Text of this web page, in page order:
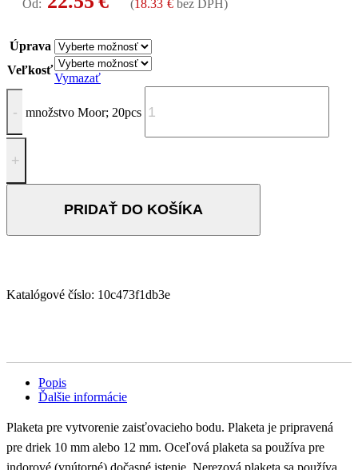
Od: (18.33 € bez DPH)
Úprava
Veľkosť
Vymazať
množstvo Moor; 20pcs
PRIDAŤ DO KOŠÍKA
Katalógové číslo: 10c473f1db3e
Popis
Ďalšie informácie
Plaketa pre vytvorenie zaisťovacieho bodu. Plaketa je pripravená
pre driek 10 mm alebo 12 mm. Oceľová plaketa sa používa pre
indorové (vnútorné) dočasné istenie. Nerezová plaketa sa používa